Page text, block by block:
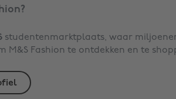
?
studentenmarktplaats, waar
M&S Fashion te ontdekken en te